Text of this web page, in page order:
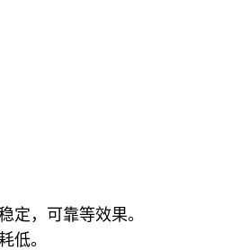
，可靠等效果。
低。